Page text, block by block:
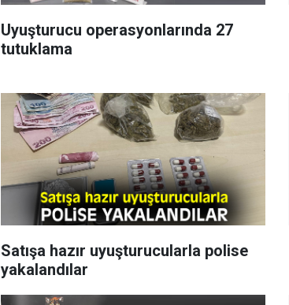
Uyuşturucu operasyonlarında 27
tutuklama
Satışa hazır uyuşturucularla polise
yakalandılar